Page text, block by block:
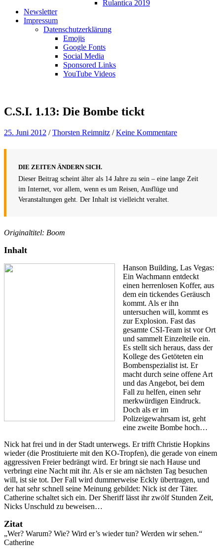
Rulantica 2019
Newsletter
Impressum
Datenschutzerklärung
Emojis
Google Fonts
Social Media
Sponsored Links
YouTube Videos
C.S.I. 1.13: Die Bombe tickt
25. Juni 2012 /Thorsten Reimnitz /Keine Kommentare
DIE ZEITEN ÄNDERN SICH.
Dieser Beitrag scheint älter als 14 Jahre zu sein – eine lange Zeit
im Internet, vor allem, wenn es um Reisen, Ausflüge und
Veranstaltungen geht. Der Inhalt ist vielleicht veraltet.
Originaltitel: Boom
Inhalt
Hanson Building, Las Vegas:
Ein Wachmann entdeckt
einen herrenlosen Koffer, aus
dem ein tickendes Geräusch
kommt. Als er ihn
untersuchen will, kommt es
zur Explosion. Fast das
gesamte CSI-Team ist vor Ort
und sammelt Einzelteile ein.
Es stellt sich heraus, dass der
Kollege des Getöteten ein
Bombenspezialist ist. Er
macht durch seine offene Art
und das Angebot, bei dem
Fall zu helfen, einen sehr
merkwürdigen Eindruck.
Doch als er im
Polizeigewahrsam ist, geht
eine zweite Bombe hoch…
Nick hat frei und in der Stadt unterwegs. Er trifft Christie Hopkins
wieder (die Prostituierte mit den KO-Tropfen), die gerade von einem
aggressiven Freier bedrängt wird. Er bringt sie nach Hause und
verbringt eine Nacht mit ihr. Als er sie am nächsten Tag besuchen
will, ist sie tot. Der Fall wird dummerweise Eckly übertragen, und
der hat sehr schnell seine Meinung gebildet: Nick ist der Täter.
Catherine schaltet sich ein. Der Sheriff lässt ihr zwölf Stunden Zeit,
Nicks Unschuld zu beweisen…
Zitat
„Wer? Warum? Wie? Wird er’s wieder tun? Werden wir sehen.“
Catherine